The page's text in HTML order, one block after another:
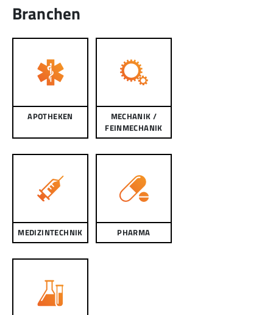
Branchen
APOTHEKEN
MECHANIK /
FEINMECHANIK
MEDIZINTECHNIK PHARMA